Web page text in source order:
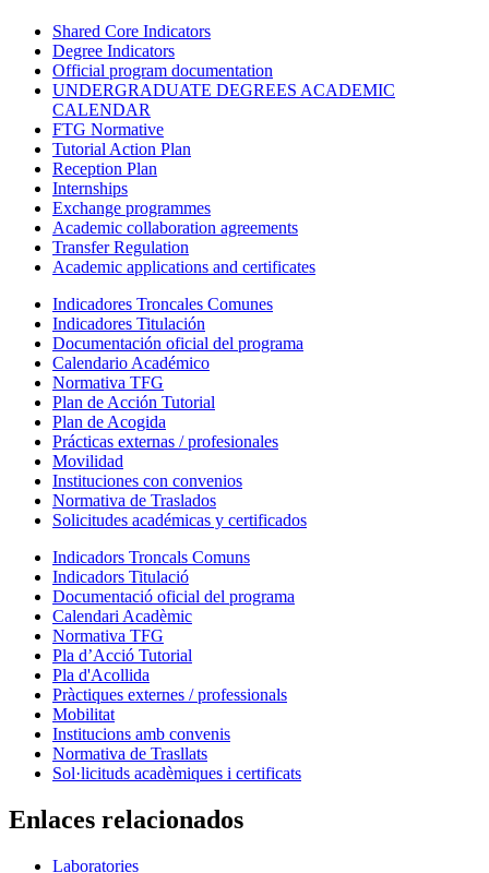
Shared Core Indicators
Degree Indicators
Official program documentation
UNDERGRADUATE DEGREES ACADEMIC
CALENDAR
FTG Normative
Tutorial Action Plan
Reception Plan
Internships
Exchange programmes
Academic collaboration agreements
Transfer Regulation
Academic applications and certificates
Indicadores Troncales Comunes
Indicadores Titulación
Documentación oficial del programa
Calendario Académico
Normativa TFG
Plan de Acción Tutorial
Plan de Acogida
Prácticas externas / profesionales
Movilidad
Instituciones con convenios
Normativa de Traslados
Solicitudes académicas y certificados
Indicadors Troncals Comuns
Indicadors Titulació
Documentació oficial del programa
Calendari Acadèmic
Normativa TFG
Pla d’Acció Tutorial
Pla d'Acollida
Pràctiques externes / professionals
Mobilitat
Institucions amb convenis
Normativa de Trasllats
Sol·licituds acadèmiques i certificats
Enlaces relacionados
Laboratories